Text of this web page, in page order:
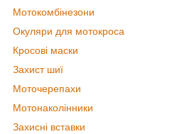
Мотокомбінезони
Окуляри для мотокроса
Кросові маски
Захист шиї
Моточерепахи
Мотонаколінники
Захисні вставки